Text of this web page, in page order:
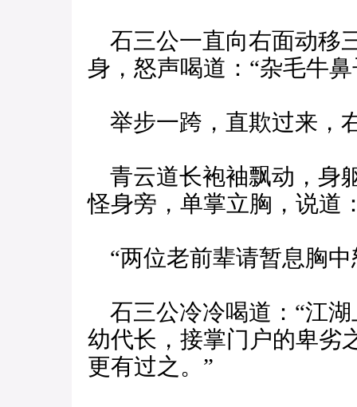
石三公一直向右面动移
身，怒声喝道：“杂毛牛
举步一跨，直欺过来，
青云道长袍袖飘动，身
怪身旁，单掌立胸，说道
“两位老前辈请暂息胸中
石三公冷冷喝道：“江
幼代长，接掌门户的卑劣
更有过之。”